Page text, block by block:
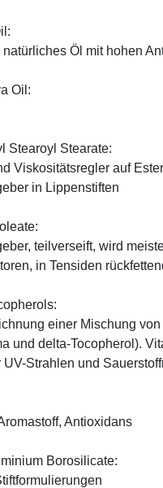
natürliches Öl mit hohen
Oil:
Stearoyl Stearate:
Viskositätsregler auf
in Lippenstiften
teilverseift, wird
in Tensiden
einer Mischung
und delta-Tocopherol).
UV-Strahlen und
Antioxidans
Borosilicate: